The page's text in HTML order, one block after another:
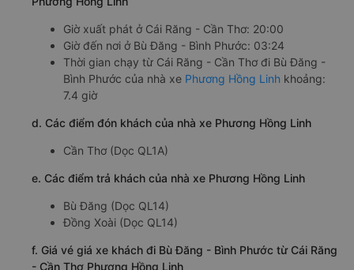
c. Lộ trình, giờ khởi hành và giờ kết thúc của xe khách
Phương Hồng Linh
Giờ xuất phát ở Cái Răng - Cần Thơ: 20:00
Giờ đến nơi ở Bù Đăng - Bình Phước: 03:24
Thời gian chạy từ Cái Răng - Cần Thơ đi Bù Đăng -
7.4 giờ
d. Các điểm đón khách của nhà xe Phương Hồng Linh
Cần Thơ (Dọc QL1A)
Bù Đăng (Dọc QL14)